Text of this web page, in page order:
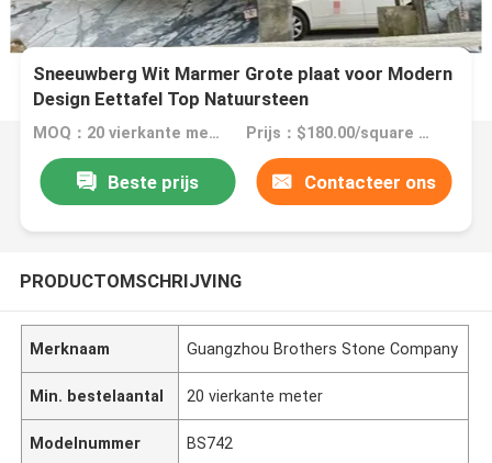
Sneeuwberg Wit Marmer Grote plaat voor Modern
Design Eettafel Top Natuursteen
MOQ：20 vierkante meter Prijs：$180.00/square meters 20-199 square meters
Beste prijs Contacteer ons
PRODUCTOMSCHRIJVING
Merknaam Guangzhou Brothers Stone Company
Min. bestelaantal 20 vierkante meter
Modelnummer BS742